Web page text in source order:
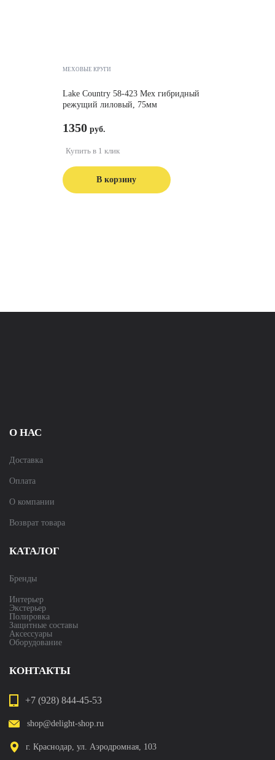
МЕХОВЫЕ КРУГИ
Lake Country 58-423 Мех гибридный
режущий лиловый, 75мм
1350
В корзину
Купить в 1 клик
О НАС
Доставка
Оплата
О компании
Возврат товара
КАТАЛОГ
Бренды
Интерьер
Экстерьер
Полировка
Защитные составы
Аксессуары
Оборудование
КОНТАКТЫ
+7 (928) 844-45-53
shop@delight-shop.ru
г. Краснодар, ул. Аэродромная, 103